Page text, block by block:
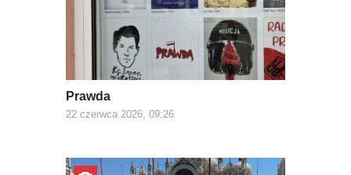
Prawda
22 czerwca 2026, 09:26